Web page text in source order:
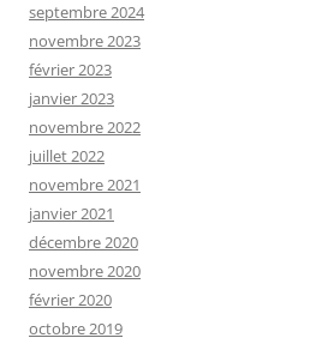
septembre 2024
novembre 2023
février 2023
janvier 2023
novembre 2022
juillet 2022
novembre 2021
janvier 2021
décembre 2020
novembre 2020
février 2020
octobre 2019